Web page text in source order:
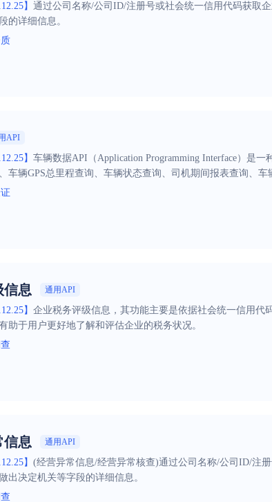
】 通过公司名称/公司ID/注册号或社会统一信用代码获取
的详细信息。
API
】 车辆数据API（Application Programming Interface）是
车辆GPS总里程查询、车辆状态查询、司机期间报表查询、车
信息 通用API
】 企业税务评级信息，其功能主要是依据社会统一信用
助于用户更好地了解和评估企业的税务状况。
信息 通用API
】 (经营异常信息/经营异常核查)通过公司名称/公司ID/注
出决定机关等字段的详细信息。